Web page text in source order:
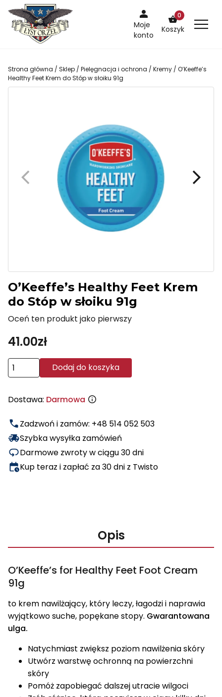
content
Moje
konto
Koszyk
0
Strona główna / Sklep / Pielęgnacja i ochrona / Kremy / O’Keeffe’s
Healthy Feet Krem do Stóp w słoiku 91g
O’Keeffe’s Healthy Feet Krem
do Stóp w słoiku 91g
Oceń ten produkt jako pierwszy
41.00zł
ilość
O’Keeffe’s
Feet
do
Stóp
w
słoiku
91g
Dodaj do koszyka
Dostawa: Darmowa
Zadzwoń i zamów: +48 514 052 503
Szybka wysyłka zamówień
Darmowe zwroty w ciągu 30 dni
Kup teraz i zapłać za 30 dni z Twisto
Opis
O’Keeffe’s for Healthy Feet Foot Cream
91g
to krem ​​nawilżający, który leczy, łagodzi i naprawia
wyjątkowo suche, popękane stopy. Gwarantowana
ulga.
Natychmiast zwiększ poziom nawilżenia skóry
Utwórz warstwę ochronną na powierzchni
skóry
Pomóż zapobiegać dalszej utracie wilgoci